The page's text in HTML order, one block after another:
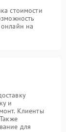
стоимости
на
и
Клиенты
для